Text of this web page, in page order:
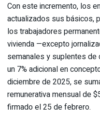
Con este incremento, los
actualizados sus básicos,
los trabajadores
vivienda —excepto
semanales y suplentes
un 7% adicional en
diciembre de 2025, se
remunerativa mensual de
firmado el 25 de febrero.